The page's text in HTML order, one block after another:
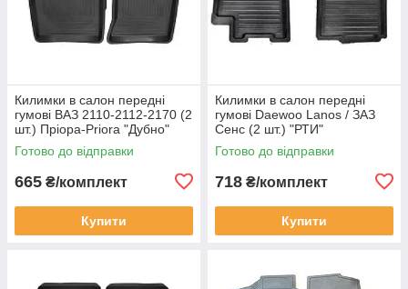
Килимки в салон передні
гумові ВАЗ 2110-2112-2170 (2
шт.) Пріора-Priora "Дубно"
Готово до відправки
665 ₴/комплект
Купити
Килимки в салон передні
гумові Daewoo Lanos / ЗАЗ
Сенс (2 шт.) "РТИ"
Готово до відправки
718 ₴/комплект
Купити